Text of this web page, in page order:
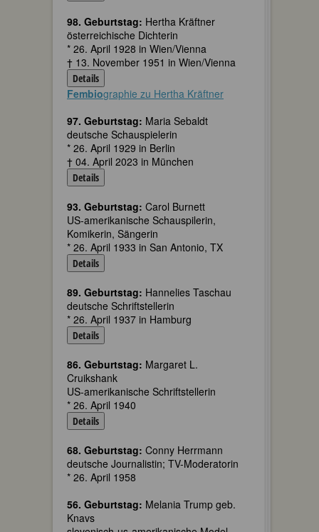
98. Geburtstag: Hertha Kräftner
österreichische Dichterin
* 26. April 1928 in Wien/Vienna
† 13. November 1951 in Wien/Vienna
Details
Fembiographie zu Hertha Kräftner
97. Geburtstag: Maria Sebaldt
deutsche Schauspielerin
* 26. April 1929 in Berlin
† 04. April 2023 in München
Details
93. Geburtstag: Carol Burnett
US-amerikanische Schauspilerin,
Komikerin, Sängerin
* 26. April 1933 in San Antonio, TX
Details
89. Geburtstag: Hannelies Taschau
deutsche Schriftstellerin
* 26. April 1937 in Hamburg
Details
86. Geburtstag: Margaret L.
Cruikshank
US-amerikanische Schriftstellerin
* 26. April 1940
Details
68. Geburtstag: Conny Herrmann
deutsche Journalistin; TV-Moderatorin
* 26. April 1958
56. Geburtstag: Melania Trump geb.
Knavs